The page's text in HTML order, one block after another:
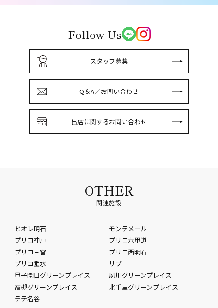
Follow Us
スタッフ募集
Q＆A／お問い合わせ
出店に関するお問い合わせ
OTHER
関連施設
ピオレ明石
モンテメール
プリコ神戸
プリコ六甲道
プリコ三宮
プリコ西明石
プリコ垂水
リブ
甲子園口グリーンプレイス
夙川グリーンプレイス
高槻グリーンプレイス
北千里グリーンプレイス
テテ名谷